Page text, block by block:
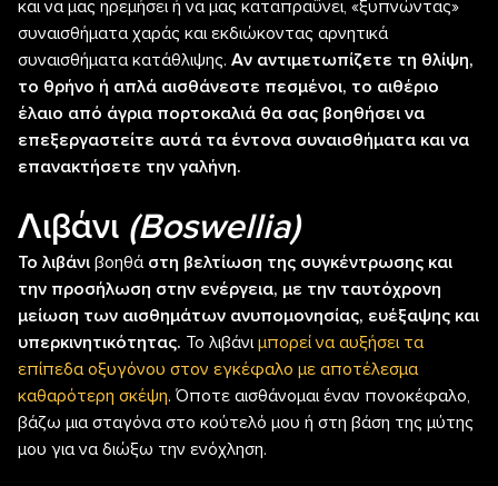
και να μας ηρεμήσει ή να μας καταπραΰνει, «ξυπνώντας»
συναισθήματα χαράς και εκδιώκοντας αρνητικά
συναισθήματα κατάθλιψης. Αν αντιμετωπίζετε τη θλίψη,
το θρήνο ή απλά αισθάνεστε πεσμένοι, το αιθέριο
έλαιο από άγρια πορτοκαλιά θα σας βοηθήσει να
επεξεργαστείτε αυτά τα έντονα συναισθήματα και να
επανακτήσετε την γαλήνη.
Λιβάνι (Boswellia)
Το λιβάνι βοηθάστη βελτίωση της συγκέντρωσης και
την προσήλωση στην ενέργεια, με την ταυτόχρονη
μείωση των αισθημάτων ανυπομονησίας, ευέξαψης και
υπερκινητικότητας. Το λιβάνιμπορεί να αυξήσει τα
επίπεδα οξυγόνου στον εγκέφαλο με αποτέλεσμα
καθαρότερη σκέψη. Όποτε αισθάνομαι έναν πονοκέφαλο,
βάζω μια σταγόνα στο κούτελό μου ή στη βάση της μύτης
μου για να διώξω την ενόχληση.